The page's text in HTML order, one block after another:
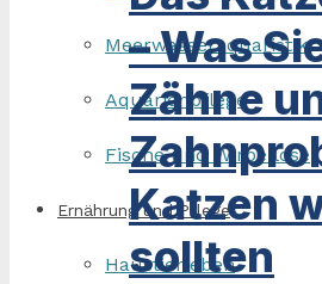
Meerwasseraquaristik
Aquarienpflege
Fische und Wirbellose
Ernährung und Pflege
Haustierleben
– Was
Zähne
Katzen
sollten